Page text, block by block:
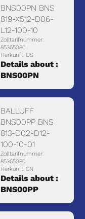
BNS00PN BNS
819-X512-D06-
L12-100-10
Zolltarifnummer:
85365080
Herkunft: US
Details about :
BNS00PN
BALLUFF
BNS00PP BNS
813-D02-D12-
100-10-01
Zolltarifnummer:
85365080
Herkunft: CN
Details about :
BNS00PP